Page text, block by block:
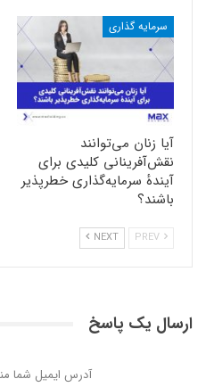
سرمایه گذاری
آیا زنان می‌توانند
نقش‌آفرینانی کلیدی برای
آیندهٔ سرمایه‌گذاری خطرپذیر
باشند؟
NEXT
ارسال یک پاسخ
آدرس ایمیل شما